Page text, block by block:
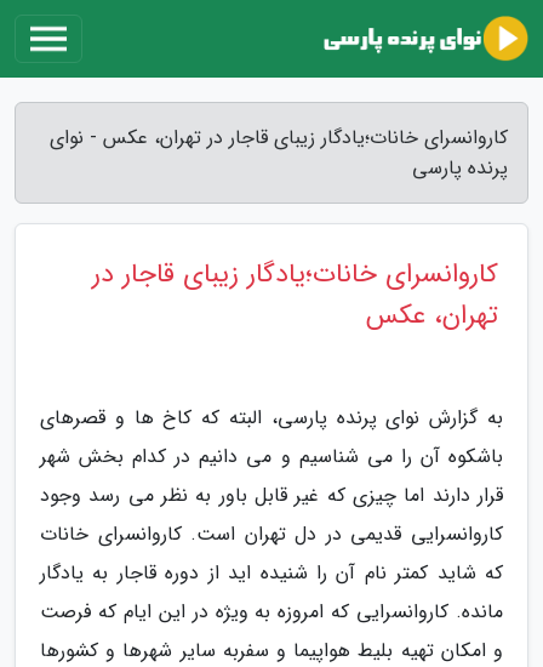
کاروانسرای خانات؛یادگار زیبای قاجار در تهران، عکس - نوای
پرنده پارسی
کاروانسرای خانات؛یادگار زیبای قاجار در
تهران، عکس
به گزارش نوای پرنده پارسی، البته که کاخ ها و قصرهای
باشکوه آن را می شناسیم و می دانیم در کدام بخش شهر
قرار دارند اما چیزی که غیر قابل باور به نظر می رسد وجود
کاروانسرایی قدیمی در دل تهران است. کاروانسرای خانات
که شاید کمتر نام آن را شنیده اید از دوره قاجار به یادگار
مانده. کاروانسرایی که امروزه به ویژه در این ایام که فرصت
و امکان تهیه بلیط هواپیما و سفربه سایر شهرها و کشورها